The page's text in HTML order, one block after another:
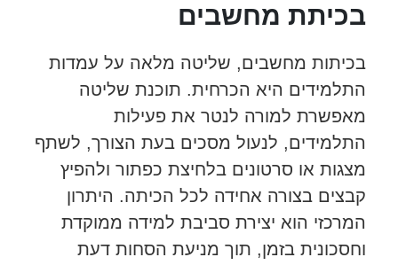
בכיתת מחשבים
בכיתות מחשבים, שליטה מלאה על עמדות
התלמידים היא הכרחית. תוכנת שליטה
מאפשרת למורה לנטר את פעילות
התלמידים, לנעול מסכים בעת הצורך, לשתף
מצגות או סרטונים בלחיצת כפתור ולהפיץ
קבצים בצורה אחידה לכל הכיתה. היתרון
המרכזי הוא יצירת סביבת למידה ממוקדת
וחסכונית בזמן, תוך מניעת הסחות דעת